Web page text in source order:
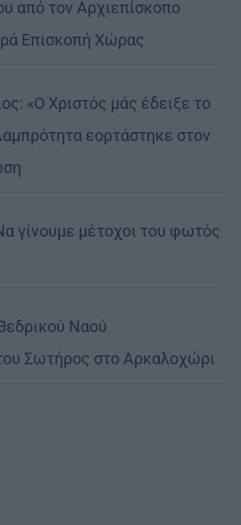
από τον Αρχιεπίσκοπο
Επισκοπή Χώρας
«Ο Χριστός μάς έδειξε το
εορτάστηκε στον
γίνουμε μέτοχοι του φωτός
Ναού
Σωτήρος στο Αρκαλοχώρι